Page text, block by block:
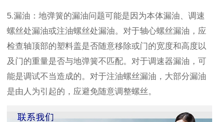
5.漏油：地弹簧的漏油问题可能是因为本体漏油、调速
螺丝处漏油或注油螺丝处漏油。对于轴心螺丝漏油，应
检查轴顶部的塑料盖是否随意移除或门的宽度和高度以
及门的重量是否与地弹簧不匹配。对于调速器漏油，可
能是调试不当造成的。对于注油螺丝漏油，大部分漏油
是由人为引起的，应避免随意调整螺丝。